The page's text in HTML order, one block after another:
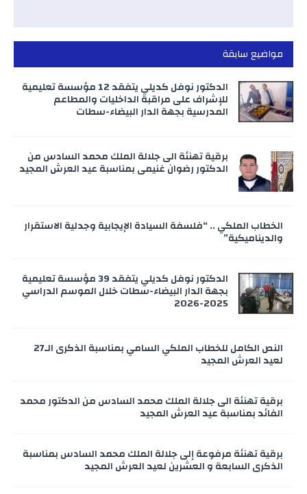
مواضيع سابقة
الدكتور نوفل كديلي يتفقد 12 مؤسسة تعليمية
للإشراف على مراقبة الداخليات والمطاعم
المدرسية بجهة الدار البيضاء-سطات
برقية تهنئة الى جلالة الملك محمد السادس من
الدكتور رضوان غنيمي بمناسبة عيد العرش المجيد
الخطاب الملكي .. “فلسفة السيادة الإيجابية وجدلية الاستقرار
والديناميكية”
الدكتور نوفل كديلي يتفقد 39 مؤسسة تعليمية
بجهة الدار البيضاء-سطات خلال الموسم الدراسي
2025-2026
النص الكامل للخطاب الملكي السامي بمناسبة الذكرى الـ27
لعيد العرش المجيد
برقية تهنئة الى جلالة الملك محمد السادس من الدكتور محمد
الفائد بمناسبة عيد العرش المجيد
برقية تهنئة مرفوعة إلى جلالة الملك محمد السادس بمناسبة
الذكرى السابعة و العشرين لعيد العرش المجيد